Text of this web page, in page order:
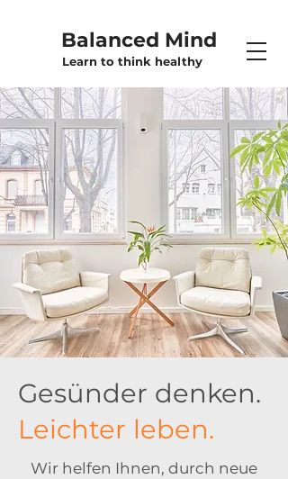
Balanced Mind
Learn to think healthy
Gesünder denken.
Leichter leben.
Wir helfen Ihnen, durch neue